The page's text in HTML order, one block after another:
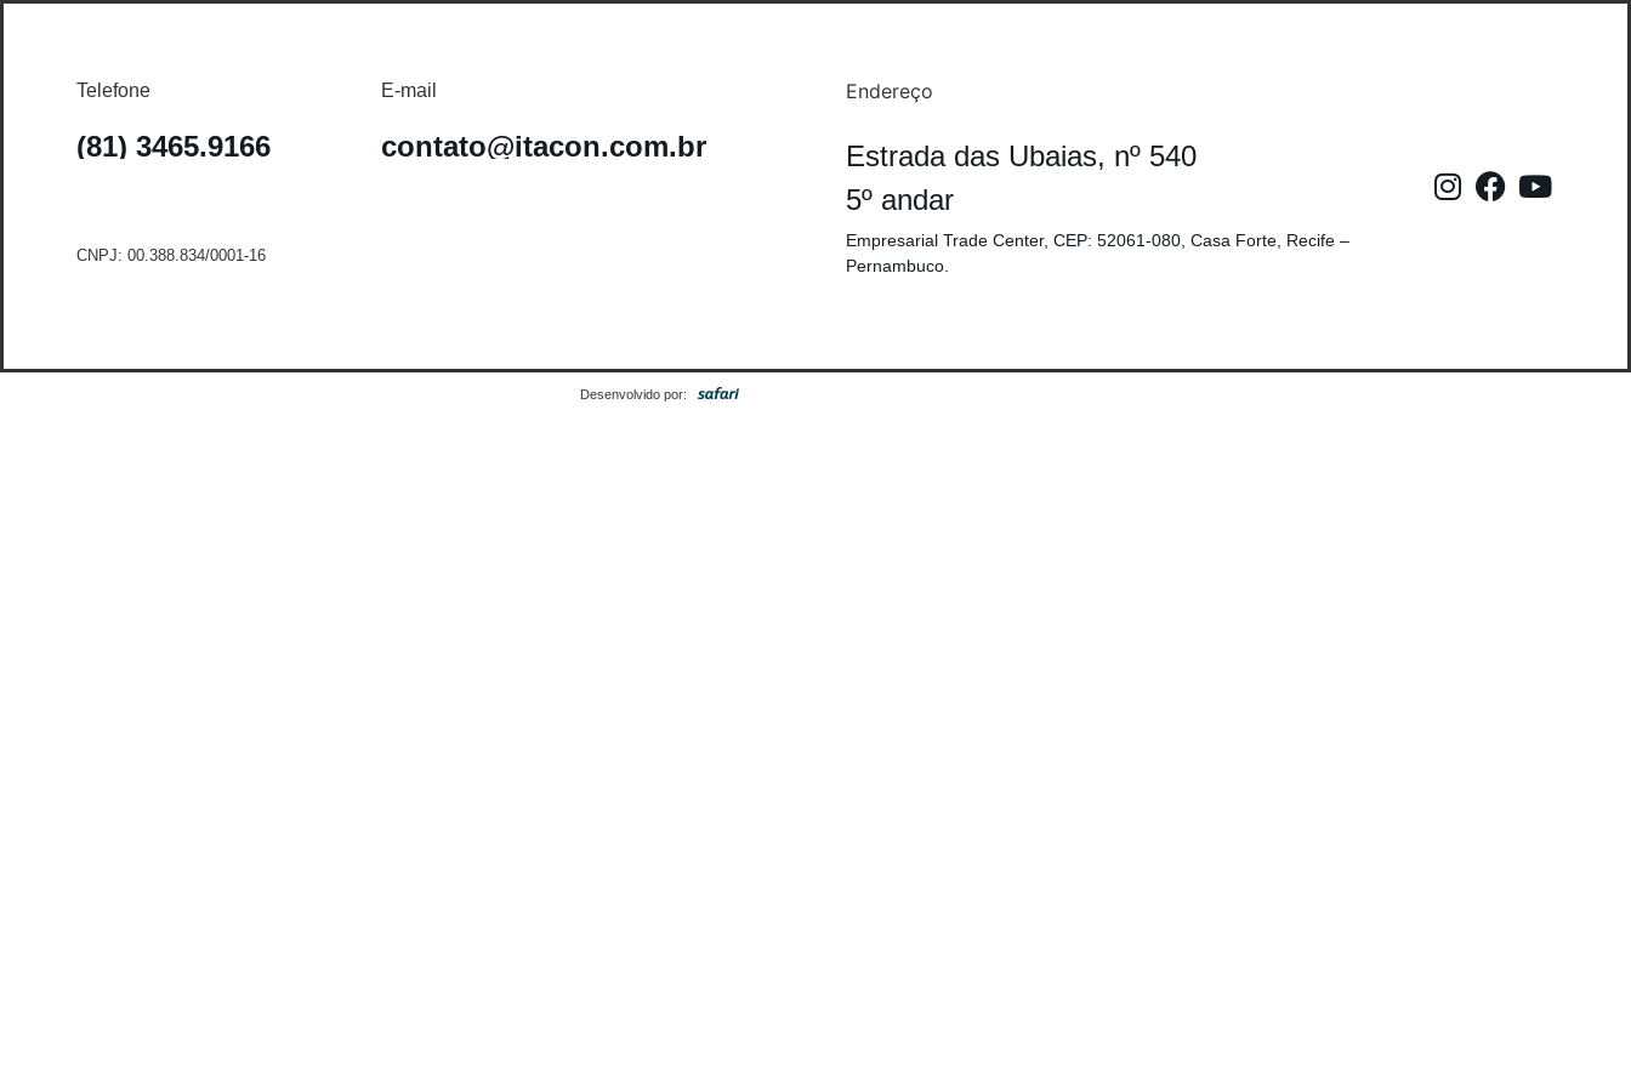
Telefone
(81) 3465.9166
CNPJ: 00.388.834/0001-16
E-mail
contato@itacon.com.br
Endereço
Estrada das Ubaias, nº 540
5º andar
Empresarial Trade Center, CEP: 52061-080, Casa Forte, Recife –
Pernambuco.
Desenvolvido por: